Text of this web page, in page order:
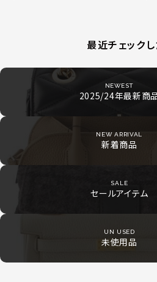
最近チェック
NEWEST
2025/24年最新商
NEW ARRIVAL
新着商品
SALE
セールアイテム
UN USED
未使用品